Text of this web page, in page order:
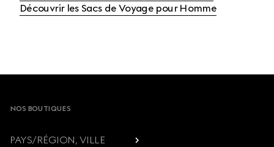
Découvrir les Sacs de Voyage pour Homme
NOS BOUTIQUES
PAYS/RÉGION, VILLE